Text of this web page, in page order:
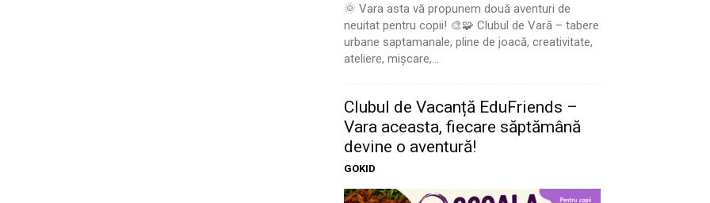
🌞 Vara asta vă propunem două aventuri de
neuitat pentru copii! 🎨🧩 Clubul de Vară – tabere
urbane saptamanale, pline de joacă, creativitate,
ateliere, mișcare,...
Clubul de Vacanță EduFriends –
Vara aceasta, fiecare săptămână
devine o aventură!
GOKID